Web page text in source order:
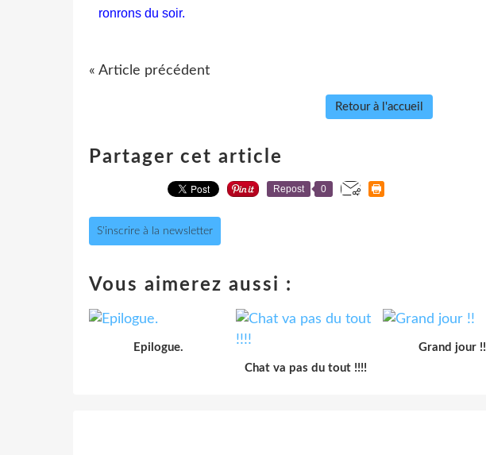
ronrons du soir.
« Article précédent
Retour à l'accueil
Partager cet article
Repost 0
S'inscrire à la newsletter
Vous aimerez aussi :
Epilogue.
Chat va pas du tout !!!!
Grand jour !!